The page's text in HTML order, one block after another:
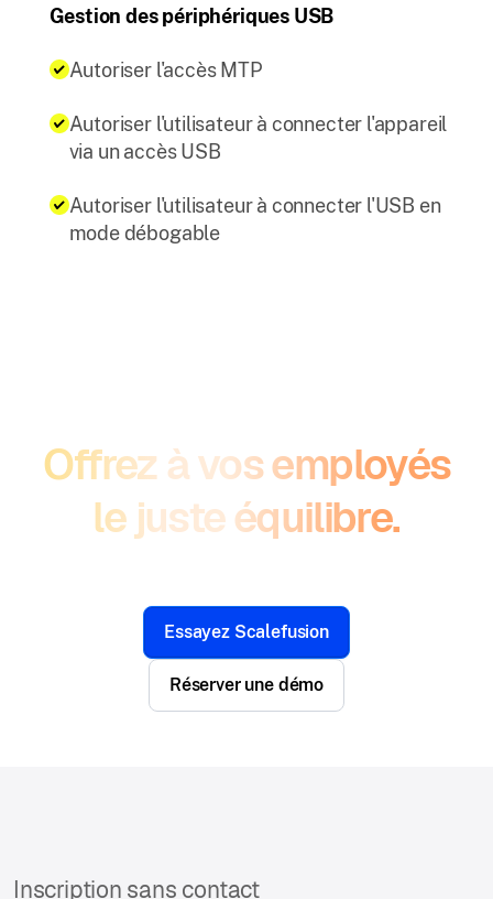
Gestion des périphériques USB
Autoriser l'accès MTP
Autoriser l'utilisateur à connecter l'appareil
via un accès USB
Autoriser l'utilisateur à connecter l'USB en
mode débogable
Offrez à vos employés
le juste équilibre.
Essayez Scalefusion
Réserver une démo
Inscription sans contact